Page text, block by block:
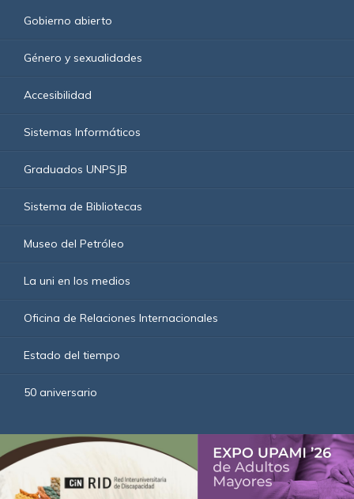
Gobierno abierto
Género y sexualidades
Accesibilidad
Sistemas Informáticos
Graduados UNPSJB
Sistema de Bibliotecas
Museo del Petróleo
La uni en los medios
Oficina de Relaciones Internacionales
Estado del tiempo
50 aniversario